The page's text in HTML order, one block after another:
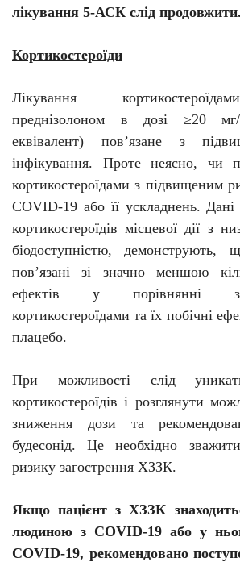
лікування 5-АСК слід продовжити.
Кортикостероїди
Лікування
преднізолоном в дозі ≥20 мг/
еквівалент) пов’язане з
інфікування. Проте неясно, чи
кортикостероїдами з підвищеним
COVID-19 або її ускладнень.
кортикостероїдів місцевої дії з
біодоступністю, демонструють,
пов’язані зі значно меншою
ефектів у порівнянні з
кортикостероїдами та їх побічні
плацебо.
При можливості слід
кортикостероїдів і розглянути
зниження дози та
будесонід. Це необхідно
ризику загострення ХЗЗК.
Якщо пацієнт з ХЗЗК
людиною з COVID-19 або у
COVID-19, рекомендовано